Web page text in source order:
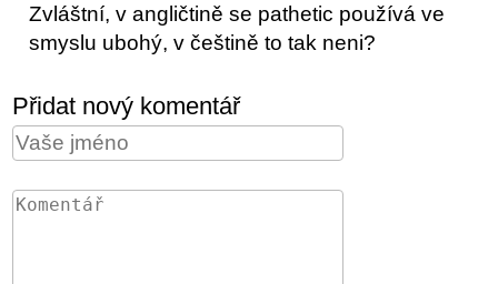
Zvláštní, v angličtině se pathetic používá ve
smyslu ubohý, v češtině to tak neni?
Přidat nový komentář